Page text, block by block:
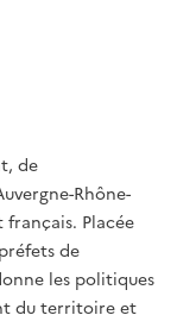
de
Rhône-
Placée
de
les politiques
du territoire et